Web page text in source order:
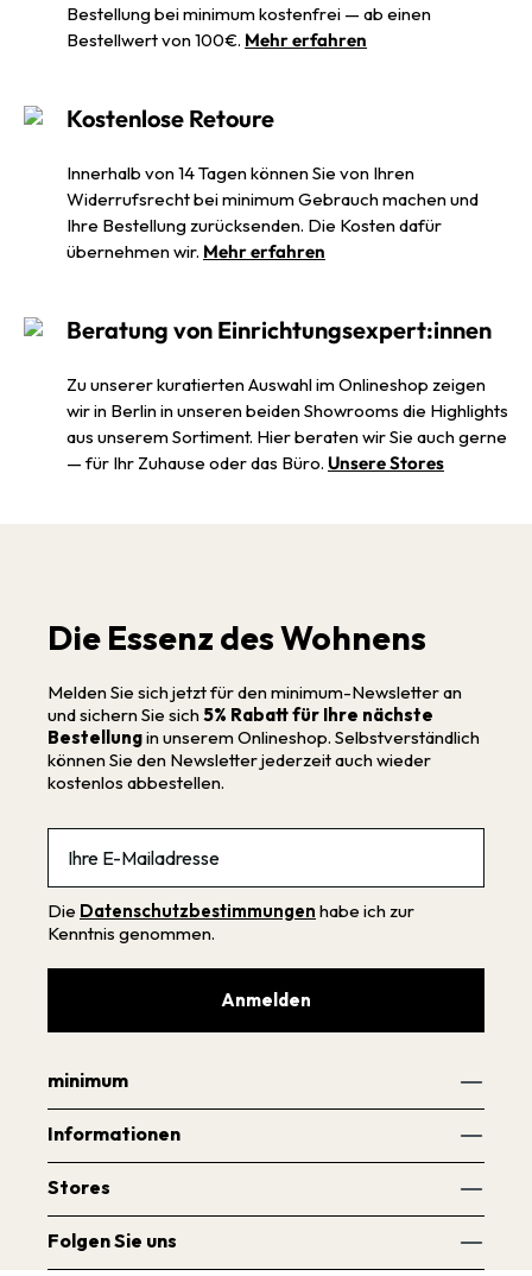
Bestellung bei minimum kostenfrei — ab einen
Bestellwert von 100€. Mehr erfahren
Kostenlose Retoure
Innerhalb von 14 Tagen können Sie von Ihren
Widerrufsrecht bei minimum Gebrauch machen und
Ihre Bestellung zurücksenden. Die Kosten dafür
übernehmen wir. Mehr erfahren
Beratung von Einrichtungsexpert:innen
Zu unserer kuratierten Auswahl im Onlineshop zeigen
wir in Berlin in unseren beiden Showrooms die Highlights
aus unserem Sortiment. Hier beraten wir Sie auch gerne
— für Ihr Zuhause oder das Büro. Unsere Stores
Die Essenz des Wohnens
Melden Sie sich jetzt für den minimum-Newsletter an
und sichern Sie sich 5% Rabatt für Ihre nächste
Bestellungin unserem Onlineshop. Selbstverständlich
können Sie den Newsletter jederzeit auch wieder
kostenlos abbestellen.
Die Datenschutzbestimmungen habe ich zur
Kenntnis genommen.
Anmelden
minimum
Informationen
Stores
Folgen Sie uns